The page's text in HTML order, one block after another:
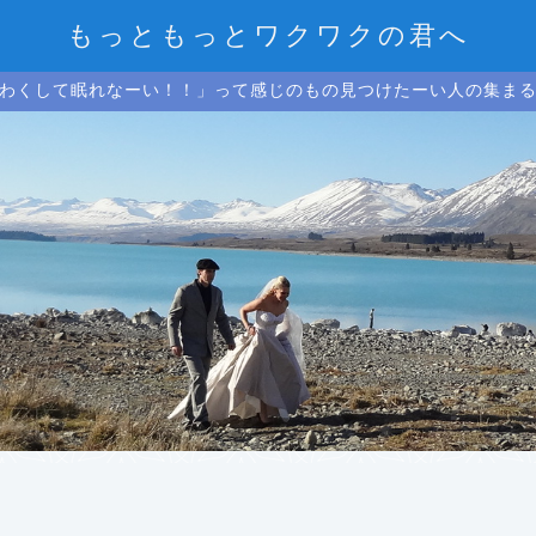
もっともっとワクワクの君へ
くして眠れなーい！！」って感じのもの見つけたーい人の集ま